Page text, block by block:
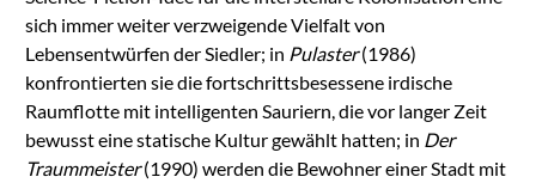
sich immer weiter verzweigende Vielfalt von
Lebensentwürfen der Siedler; in Pulaster(1986)
konfrontierten sie die fortschrittsbesessene irdische
Raumflotte mit intelligenten Sauriern, die vor langer Zeit
bewusst eine statische Kultur gewählt hatten; in Der
Traummeister(1990) werden die Bewohner einer Stadt mit